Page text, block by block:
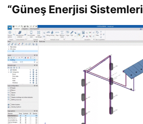
“Güneş Enerjisi